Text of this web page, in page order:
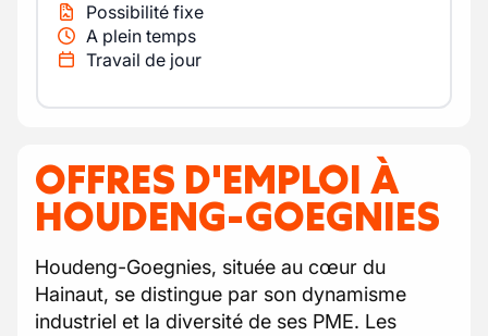
Possibilité fixe
A plein temps
Travail de jour
OFFRES D'EMPLOI À
HOUDENG-GOEGNIES
Houdeng-Goegnies, située au cœur du
Hainaut, se distingue par son dynamisme
industriel et la diversité de ses PME. Les